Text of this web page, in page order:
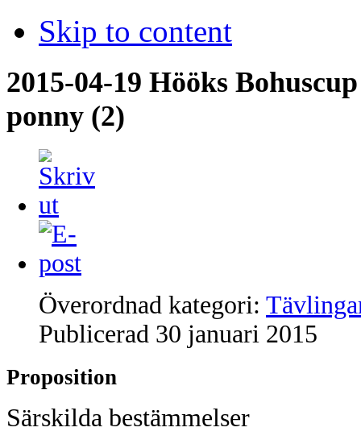
Skip to content
2015-04-19 Hööks
ponny (2)
Överordnad kategori:
Publicerad 30 januari 2015
Proposition
Särskilda bestämmelser